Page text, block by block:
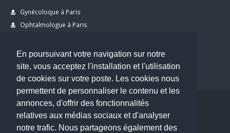
En poursuivant votre navigation sur notre
site, vous acceptez l'installation et l'utilisation
de cookies sur votre poste. Les cookies nous
permettent de personnaliser le contenu et les
annonces, d'offrir des fonctionnalités
relatives aux médias sociaux et d'analyser
notre trafic. Nous partageons également des
Gynécoloque à Paris
Ophtalmologue à Paris
Dentiste à Paris
Copyright © 2026 . All Rights Reserved.
choisirunmedecin@gmail.com